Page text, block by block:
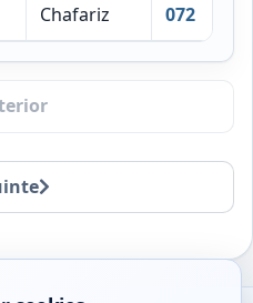
Chafariz
072